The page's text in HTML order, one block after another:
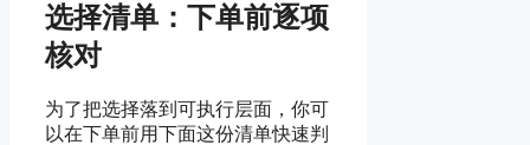
选择清单：下单前逐项
核对
为了把选择落到可执行层面，你可
以在下单前用下面这份清单快速判